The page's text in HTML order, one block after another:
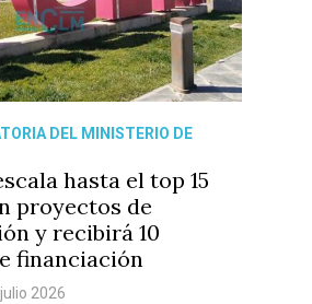
DEL MINISTERIO DE
hasta el top 15
proyectos de
y recibirá 10
financiación
2026
Castilla-La
Ciudad Real
Albacete
Sanidad
Economía
Educación